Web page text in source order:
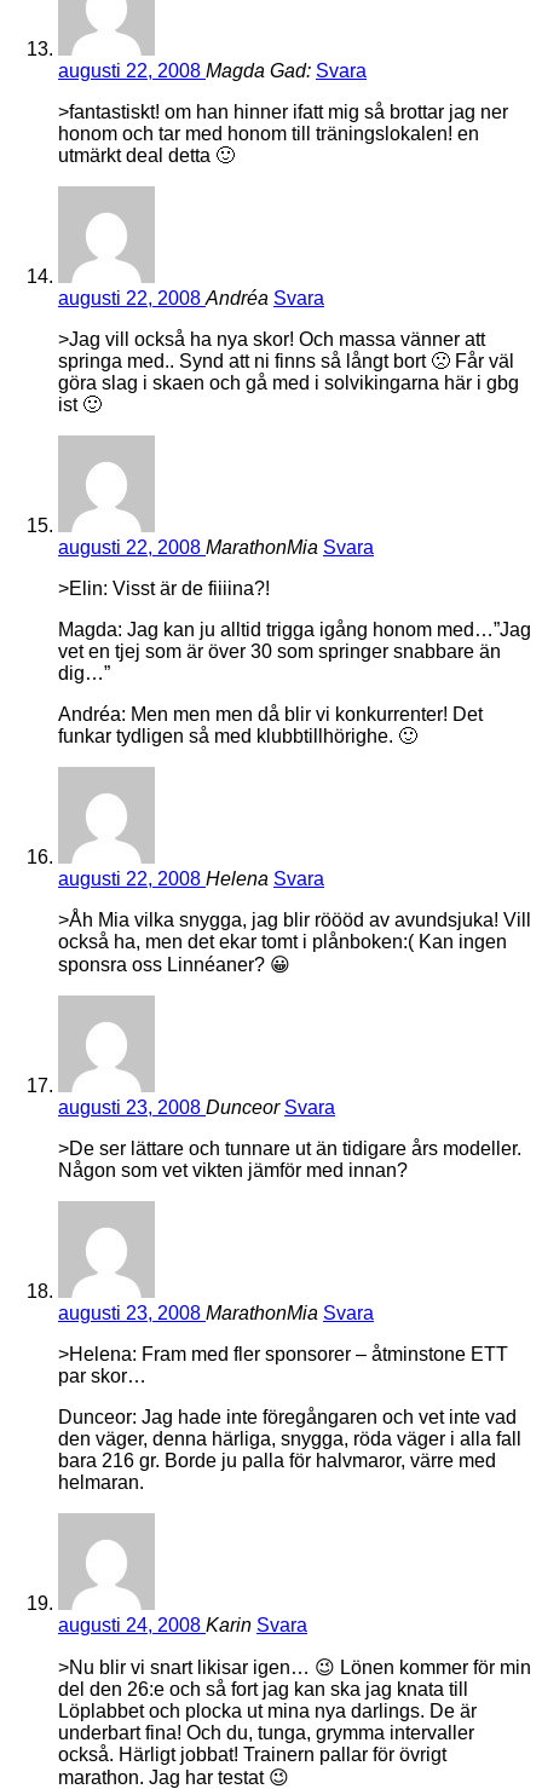
augusti 22, 2008 Magda Gad: Svara
>fantastiskt! om han hinner ifatt mig så brottar jag ner
honom och tar med honom till träningslokalen! en
utmärkt deal detta 🙂
augusti 22, 2008 Andréa Svara
>Jag vill också ha nya skor! Och massa vänner att
springa med.. Synd att ni finns så långt bort 🙁 Får väl
göra slag i skaen och gå med i solvikingarna här i gbg
ist 🙂
augusti 22, 2008 MarathonMia Svara
>Elin: Visst är de fiiiina?!
Magda: Jag kan ju alltid trigga igång honom med…”Jag
vet en tjej som är över 30 som springer snabbare än
dig…”
Andréa: Men men men då blir vi konkurrenter! Det
funkar tydligen så med klubbtillhörighe. 🙂
augusti 22, 2008 Helena Svara
>Åh Mia vilka snygga, jag blir röööd av avundsjuka! Vill
också ha, men det ekar tomt i plånboken:( Kan ingen
sponsra oss Linnéaner? 😀
augusti 23, 2008 Dunceor Svara
>De ser lättare och tunnare ut än tidigare års modeller.
Någon som vet vikten jämför med innan?
augusti 23, 2008 MarathonMia Svara
>Helena: Fram med fler sponsorer – åtminstone ETT
par skor…
Dunceor: Jag hade inte föregångaren och vet inte vad
den väger, denna härliga, snygga, röda väger i alla fall
bara 216 gr. Borde ju palla för halvmaror, värre med
helmaran.
augusti 24, 2008 Karin Svara
>Nu blir vi snart likisar igen… 😉 Lönen kommer för min
del den 26:e och så fort jag kan ska jag knata till
Löplabbet och plocka ut mina nya darlings. De är
underbart fina! Och du, tunga, grymma intervaller
också. Härligt jobbat! Trainern pallar för övrigt
marathon. Jag har testat 😉